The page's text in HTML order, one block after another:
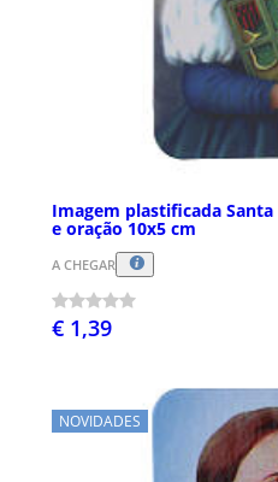
Imagem plastificada
e oração 10x5 cm
A CHEGAR
€ 1,39
NOVIDADES